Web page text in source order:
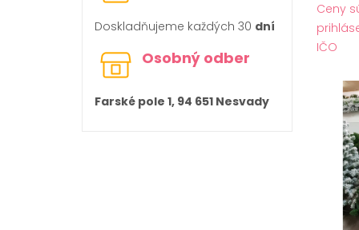
Doskladňujeme každých 30 dní
Osobný odber
Farské pole 1, 94 651 Nesvady
Ceny
IČO